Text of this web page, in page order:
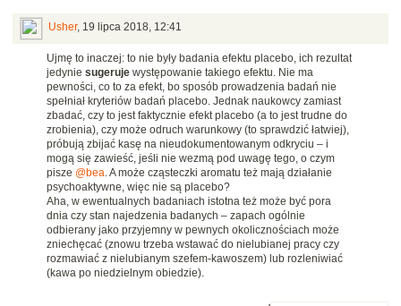
Usher, 19 lipca 2018, 12:41
Ujmę to inaczej: to nie były badania efektu placebo, ich rezultat
jedynie sugeruje występowanie takiego efektu. Nie ma
pewności, co to za efekt, bo sposób prowadzenia badań nie
spełniał kryteriów badań placebo. Jednak naukowcy zamiast
zbadać, czy to jest faktycznie efekt placebo (a to jest trudne do
zrobienia), czy może odruch warunkowy (to sprawdzić łatwiej),
próbują zbijać kasę na nieudokumentowanym odkryciu – i
mogą się zawieść, jeśli nie wezmą pod uwagę tego, o czym
pisze @bea.A może cząsteczki aromatu też mają działanie
psychoaktywne, więc nie są placebo?
Aha, w ewentualnych badaniach istotna też może być pora
dnia czy stan najedzenia badanych – zapach ogólnie
odbierany jako przyjemny w pewnych okolicznościach może
zniechęcać (znowu trzeba wstawać do nielubianej pracy czy
rozmawiać z nielubianym szefem-kawoszem) lub rozleniwiać
(kawa po niedzielnym obiedzie).